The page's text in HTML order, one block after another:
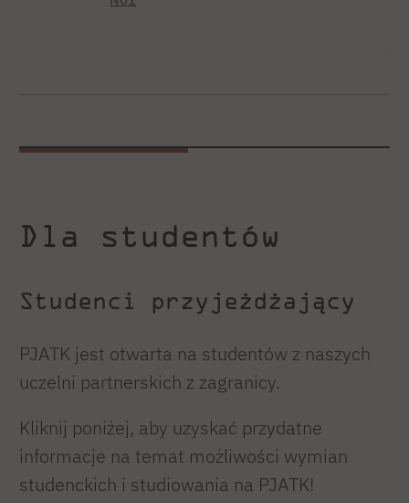
Dla studentów
Studenci przyjeżdżający
PJATK jest otwarta na studentów z naszych
uczelni partnerskich z zagranicy.
Kliknij poniżej, aby uzyskać przydatne
informacje na temat możliwości wymian
studenckich i studiowania na PJATK!